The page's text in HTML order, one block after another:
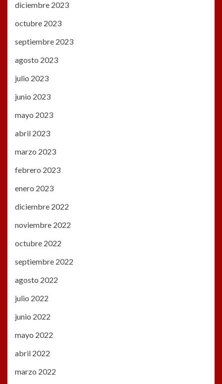
diciembre 2023
octubre 2023
septiembre 2023
agosto 2023
julio 2023
junio 2023
mayo 2023
abril 2023
marzo 2023
febrero 2023
enero 2023
diciembre 2022
noviembre 2022
octubre 2022
septiembre 2022
agosto 2022
julio 2022
junio 2022
mayo 2022
abril 2022
marzo 2022